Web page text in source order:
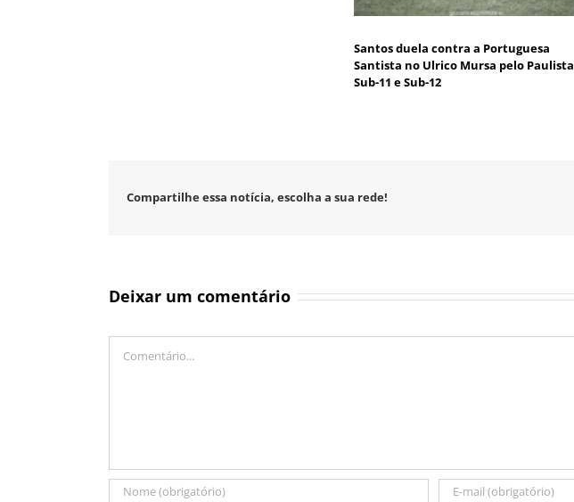
Santos duela contra a Portuguesa
Santista no Ulrico Mursa pelo Paulista
Sub-11 e Sub-12
Compartilhe essa notícia, escolha a sua rede!
Deixar um comentário